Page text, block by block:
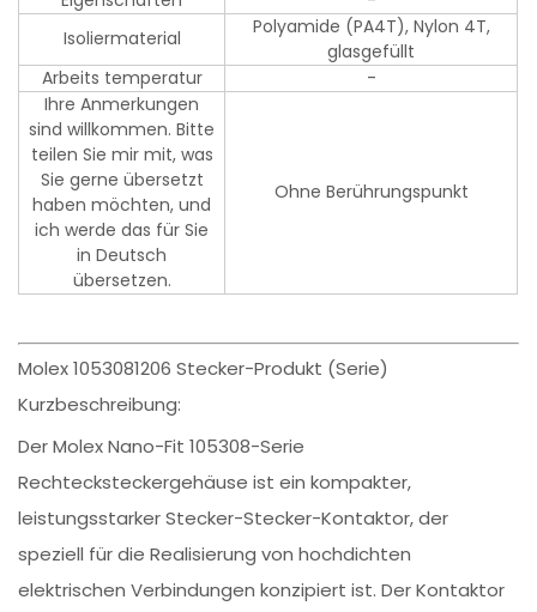
Isoliermaterial
Polyamide (PA4T), Nylon 4T,
glasgefüllt
Arbeits temperatur
-
Ihre Anmerkungen
sind willkommen. Bitte
teilen Sie mir mit, was
Sie gerne übersetzt
haben möchten, und
ich werde das für Sie
in Deutsch
übersetzen.
Ohne Berührungspunkt
Molex 1053081206 Stecker-Produkt (Serie)
Kurzbeschreibung:
Der Molex Nano-Fit 105308-Serie
Rechtecksteckergehäuse ist ein kompakter,
leistungsstarker Stecker-Stecker-Kontaktor, der
speziell für die Realisierung von hochdichten
elektrischen Verbindungen konzipiert ist. Der Kontaktor